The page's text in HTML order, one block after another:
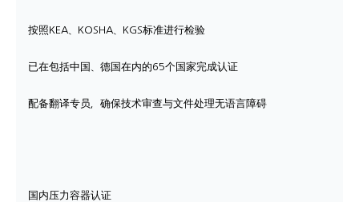
按照KEA、KOSHA、KGS标准进行检验
已在包括中国、德国在内的65个国家完成认证
配备翻译专员，确保技术审查与文件处理无语言障碍
国内压力容器认证